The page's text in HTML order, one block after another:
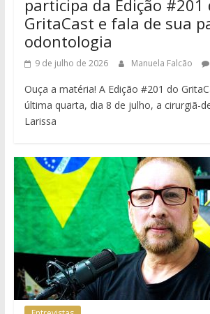
participa da Edição #201
GritaCast e fala de sua
odontologia
9 de julho de 2026 Manuela Falcão
Ouça a matéria! A Edição #201 do
última quarta, dia 8 de julho, a cirurgiã-
Larissa